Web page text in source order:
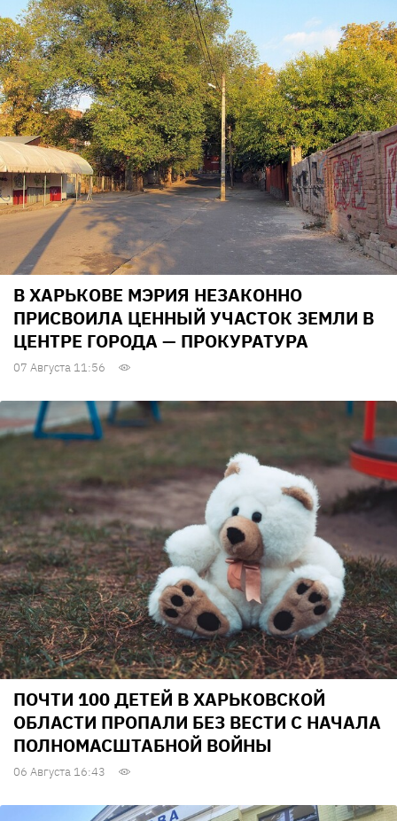
В ХАРЬКОВЕ МЭРИЯ НЕЗАКОННО
ПРИСВОИЛА ЦЕННЫЙ УЧАСТОК ЗЕМЛИ В
ЦЕНТРЕ ГОРОДА — ПРОКУРАТУРА
07 Августа 11:56
ПОЧТИ 100 ДЕТЕЙ В ХАРЬКОВСКОЙ
ОБЛАСТИ ПРОПАЛИ БЕЗ ВЕСТИ С НАЧАЛА
ПОЛНОМАСШТАБНОЙ ВОЙНЫ
06 Августа 16:43